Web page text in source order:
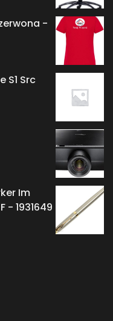
-
S1 Src
Im
- 1931649